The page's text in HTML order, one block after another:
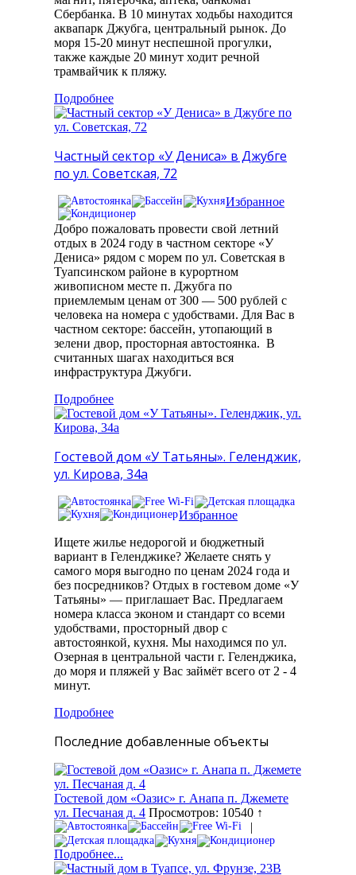
Сбербанка. В 10 минутах ходьбы находится
аквапарк Джубга, центральный рынок. До
моря 15-20 минут неспешной прогулки,
также каждые 20 минут ходит речной
трамвайчик к пляжу.
Подробнее
Частный сектор «У Дениса» в Джубге
по ул. Советская, 72
Избранное
Добро пожаловать провести свой летний
отдых в 2024 году в частном секторе «У
Дениса» рядом с морем по ул. Советская в
Туапсинском районе в курортном
живописном месте п. Джубга по
приемлемым ценам от 300 — 500 рублей с
человека на номера с удобствами. Для Вас в
частном секторе: бассейн, утопающий в
зелени двор, просторная автостоянка. В
считанных шагах находиться вся
инфраструктура Джубги.
Подробнее
Гостевой дом «У Татьяны». Геленджик,
ул. Кирова, 34а
Избранное
Ищете жилье недорогой и бюджетный
вариант в Геленджике? Желаете снять у
самого моря выгодно по ценам 2024 года и
без посредников? Отдых в гостевом доме «У
Татьяны» — приглашает Вас. Предлагаем
номера класса эконом и стандарт cо всеми
удобствами, просторный двор с
автостоянкой, кухня. Мы находимся по ул.
Озерная в центральной части г. Геленджика,
до моря и пляжей у Вас займёт всего от 2 - 4
минут.
Подробнее
Последние добавленные объекты
Гостевой дом «Оазис» г. Анапа п. Джемете
ул. Песчаная д. 4 Просмотров: 10540 ↑
|
Подробнее...